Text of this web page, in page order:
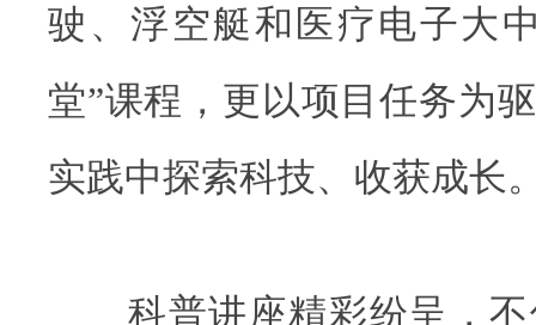
驶、浮空艇和医疗电子大
堂”课程，更以项目任务为
实践中探索科技、收获成长
科普讲座精彩纷呈，不